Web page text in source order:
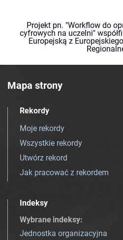
Projekt pn. "Workflow do
cyfrowych na uczelni"
Europejską z
Mapa strony
Rekordy
Moje rekordy
Wszystkie rekordy
Utwórz rekord
Jak pracować z rekordem
Indeksy
Wybrane indeksy:
Jednostka organizacyjna